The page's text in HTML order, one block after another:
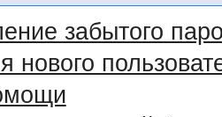
забытого
нового